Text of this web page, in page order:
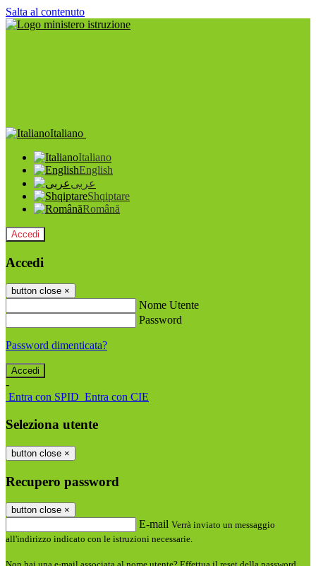
Salta al contenuto
Italiano
Italiano
English
عربى
Shqiptare
Română
Accedi
Accedi
button close ×
Nome Utente
Password
Password dimenticata?
-
Entra con SPID Entra con CIE
Seleziona utente
button close ×
Recupero password
button close ×
E-mail Verrà inviato un messaggio
all'indirizzo indicato con le istruzioni necessarie.